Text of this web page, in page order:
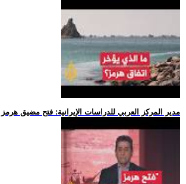
.. مدير المركز العربي للدراسات الإيرانية: فتح مضيق